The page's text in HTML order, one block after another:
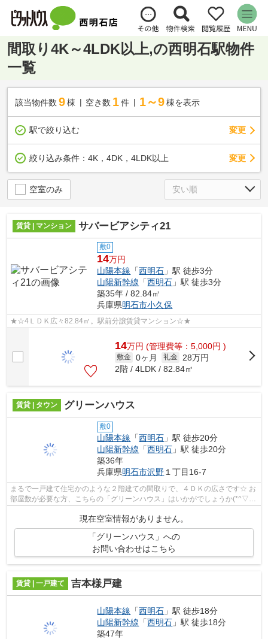
間取り4K～4LDK以上,の西明石駅物件
一覧
該当物件数 9棟 空き数 1 件 1～9 棟を表示
駅で絞り込む 変更
絞り込み条件： 4K，4DK，4LDK以上 変更
空室のみ
賃貸 | マンション サバービアシティ21
敷0
14万円
山陽本線 「西明石 」駅 徒歩3分
山陽新幹線 「西明石 」駅 徒歩3分
築35年 / 82.84㎡
兵庫県明石市小久保
★☆4ＬＤＫ広々82.84㎡。駅前分譲賃貸マンション☆★
14万円 (管理費等：5,000円 )
敷金 0ヶ月 礼金
28万円
2階 / 4LDK / 82.84㎡
賃貸 | タウン グリーンハウス
敷0
山陽本線 「西明石 」駅 徒歩20分
山陽新幹線 「西明石 」駅 徒歩20分
築36年
兵庫県明石市沢野１丁目16-7
まるで一戸建て住宅かのような２階建ての間取りで、４ＤＫの広さです☆ お
部屋数が必要な方、こちらの「グリーンハウス」はいかがでしょうか(*^▽^*)
現在空室情報がありません。
「グリーンハウス」への
お問い合わせはこちら
賃貸 | 一戸建て 吉本様戸建
山陽本線 「西明石 」駅 徒歩18分
山陽新幹線 「西明石 」駅 徒歩18分
築47年